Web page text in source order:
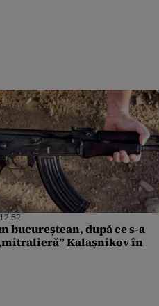
bucureștean, după ce s-a
Kalașnikov în